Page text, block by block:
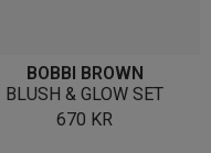
BOBBI BROWN
BLUSH & GLOW SET
670 KR